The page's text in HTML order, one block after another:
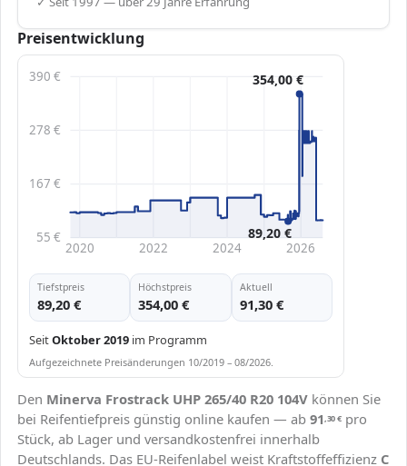
Preisentwicklung
55 €
167 €
278 €
390 €
2020 2022 2024 2026
354,00 €
89,20 €
Tiefstpreis
89,20 €
Höchstpreis
354,00 €
Aktuell
91,30 €
SeitOktober 2019 im Programm
Aufgezeichnete Preisänderungen 10/2019 – 08/2026.
Den Minerva Frostrack UHP 265/40 R20 104V können Sie
bei Reifentiefpreis günstig online kaufen — ab 91,30€ pro
Stück, ab Lager und versandkostenfrei innerhalb
Deutschlands. Das EU-Reifenlabel weist Kraftstoffeffizienz C